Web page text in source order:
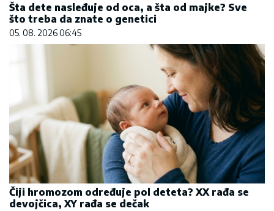
Šta dete nasleđuje od oca, a šta od majke? Sve
što treba da znate o genetici
05. 08. 2026 06:45
Čiji hromozom određuje pol deteta? XX rađa se
devojčica, XY rađa se dečak